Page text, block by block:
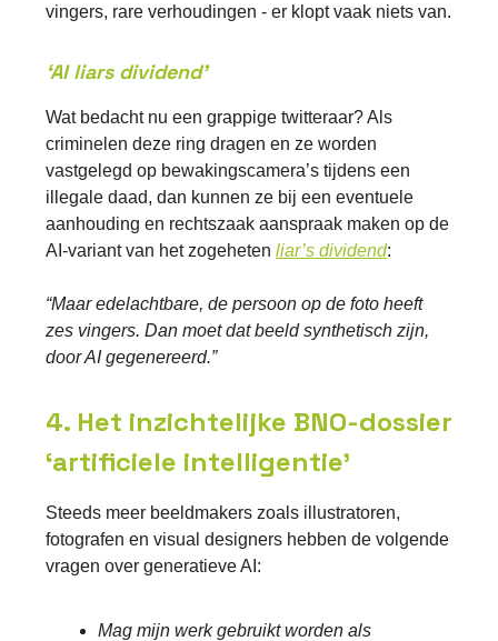
vingers, rare verhoudingen - er klopt vaak niets van.
‘AI liars dividend’
Wat bedacht nu een grappige twitteraar? Als
criminelen deze ring dragen en ze worden
vastgelegd op bewakingscamera’s tijdens een
illegale daad, dan kunnen ze bij een eventuele
aanhouding en rechtszaak aanspraak maken op de
AI-variant van het zogeheten liar’s dividend:
“Maar edelachtbare, de persoon op de foto heeft
zes vingers. Dan moet dat beeld synthetisch zijn,
door AI gegenereerd.”
4. Het inzichtelijke BNO-dossier
‘artificiele intelligentie’
Steeds meer beeldmakers zoals illustratoren,
fotografen en visual designers hebben de volgende
vragen over generatieve AI:
Mag mijn werk gebruikt worden als